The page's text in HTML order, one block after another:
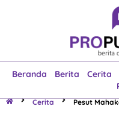
Beranda Berita Cerita
Cerita Pesut